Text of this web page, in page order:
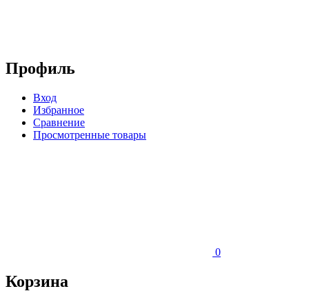
Профиль
Вход
Избранное
Сравнение
Просмотренные товары
0
Корзина